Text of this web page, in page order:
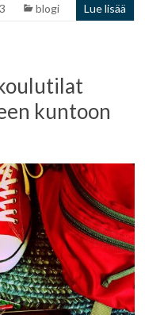
blogi Lue lisää
kuntoon